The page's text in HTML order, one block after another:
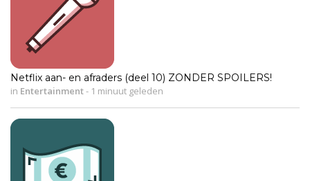
Netflix aan- en afraders (deel 10) ZONDER SPOILERS!
in Entertainment- 1 minuut geleden